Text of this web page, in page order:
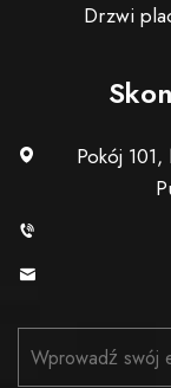
Drzwi
Pokój